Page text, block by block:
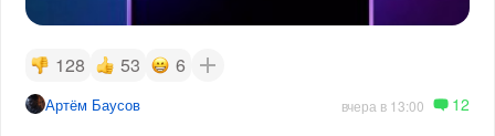
128 53 6
Артём Баусов вчера в 13:00 12